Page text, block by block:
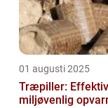
01 augusti 2025
Træpiller:
miljøvenlig